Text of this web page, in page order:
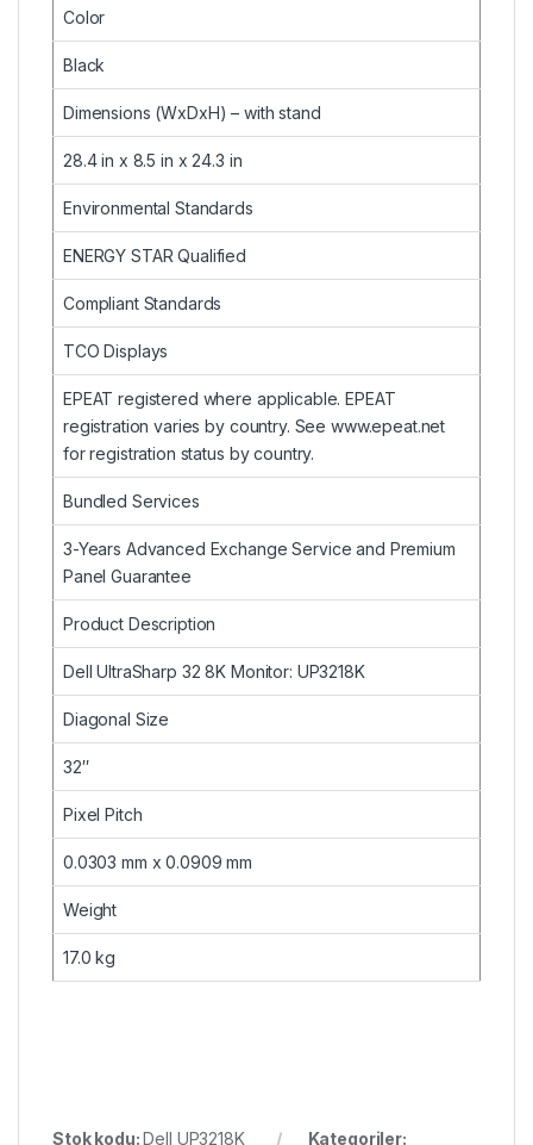
Color
Black
Dimensions (WxDxH) – with stand
28.4 in x 8.5 in x 24.3 in
Environmental Standards
ENERGY STAR Qualified
Compliant Standards
TCO Displays
EPEAT registered where applicable. EPEAT
registration varies by country. See www.epeat.net
for registration status by country.
Bundled Services
3-Years Advanced Exchange Service and Premium
Panel Guarantee
Product Description
Dell UltraSharp 32 8K Monitor: UP3218K
Diagonal Size
32″
Pixel Pitch
0.0303 mm x 0.0909 mm
Weight
17.0 kg
Stok kodu: Dell UP3218K Kategoriler: